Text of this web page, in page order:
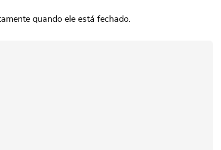
quando ele está fechado.